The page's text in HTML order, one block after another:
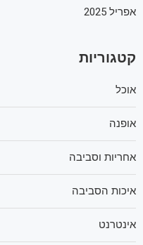
אפריל 2025
קטגוריות
אוכל
אופנה
אחריות וסביבה
איכות הסביבה
אינטרנט